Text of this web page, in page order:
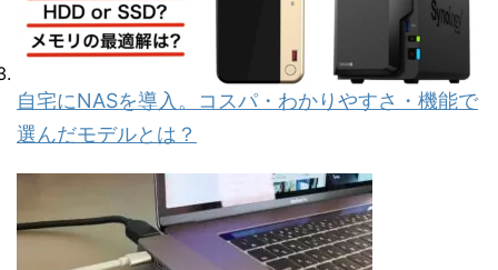
自宅にNASを導入。コスパ・わかりやすさ・機能で
選んだモデルとは？